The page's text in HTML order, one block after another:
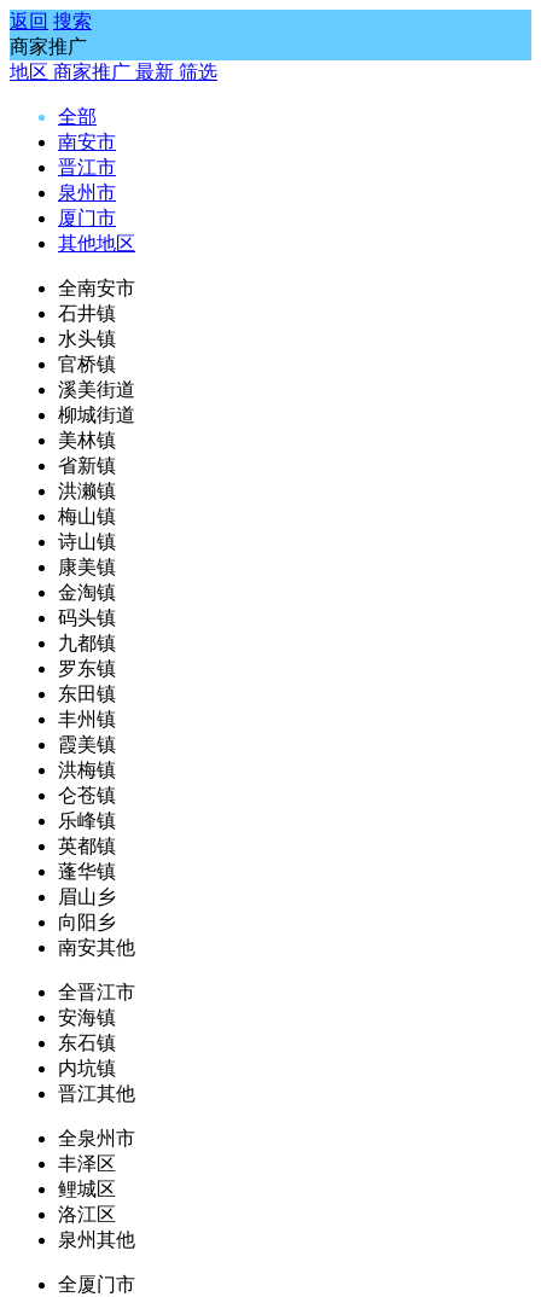
返回 搜索
商家推广
地区 商家推广 最新 筛选
全部
南安市
晋江市
泉州市
厦门市
其他地区
全南安市
石井镇
水头镇
官桥镇
溪美街道
柳城街道
美林镇
省新镇
洪濑镇
梅山镇
诗山镇
康美镇
金淘镇
码头镇
九都镇
罗东镇
东田镇
丰州镇
霞美镇
洪梅镇
仑苍镇
乐峰镇
英都镇
蓬华镇
眉山乡
向阳乡
南安其他
全晋江市
安海镇
东石镇
内坑镇
晋江其他
全泉州市
丰泽区
鲤城区
洛江区
泉州其他
全厦门市